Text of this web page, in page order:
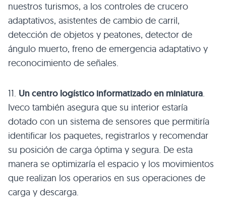
nuestros turismos, a los controles de crucero
adaptativos, asistentes de cambio de carril,
detección de objetos y peatones, detector de
ángulo muerto, freno de emergencia adaptativo y
reconocimiento de señales.
11. Un centro logístico informatizado en miniatura.
Iveco también asegura que su interior estaría
dotado con un sistema de sensores que permitiría
identificar los paquetes, registrarlos y recomendar
su posición de carga óptima y segura. De esta
manera se optimizaría el espacio y los movimientos
que realizan los operarios en sus operaciones de
carga y descarga.